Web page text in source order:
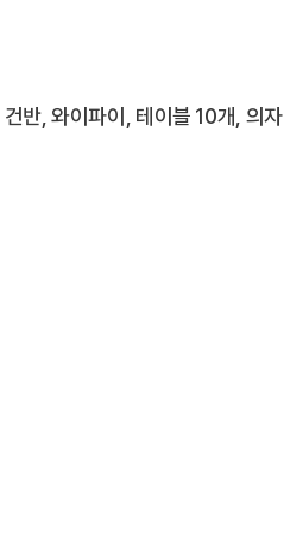
반, 와이파이, 테이블 10개, 의